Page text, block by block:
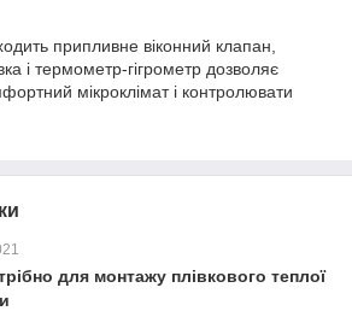
припливне віконний клапан,
і термометр-гігрометр дозволяє
мікроклімат і контролювати
для монтажу плівкового теплої